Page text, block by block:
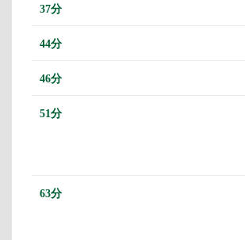
37分
44分
46分
51分
63分